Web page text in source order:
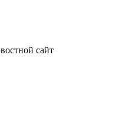
сайт